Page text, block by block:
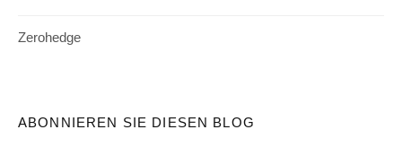
Zerohedge
ABONNIEREN SIE DIESEN BLOG